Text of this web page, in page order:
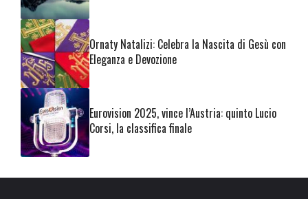
Ornaty Natalizi: Celebra la Nascita di Gesù con
Eleganza e Devozione
Eurovision 2025, vince l’Austria: quinto Lucio
Corsi, la classifica finale